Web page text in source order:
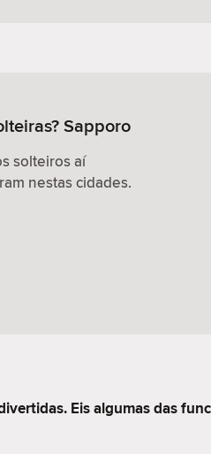
Sapporo
solteiros aí
nestas cidades.
Eis algumas das